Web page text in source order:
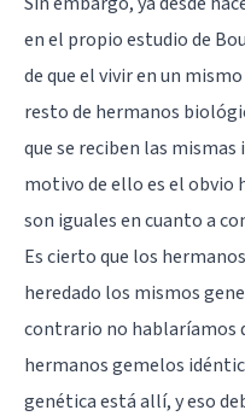
en el propio estudio de
de que el vivir en un
resto de hermanos
que se reciben las
motivo de ello es el obvio
son iguales en cuanto a
Es cierto que los
heredado los mismos
contrario no hablaríamos
hermanos gemelos
genética está allí, y eso